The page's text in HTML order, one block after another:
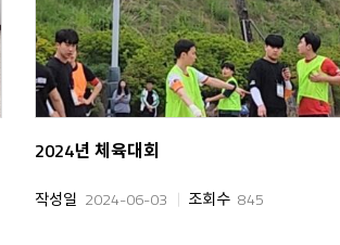
2024년 체육대회
작성일 2024-06-03 조회수 845